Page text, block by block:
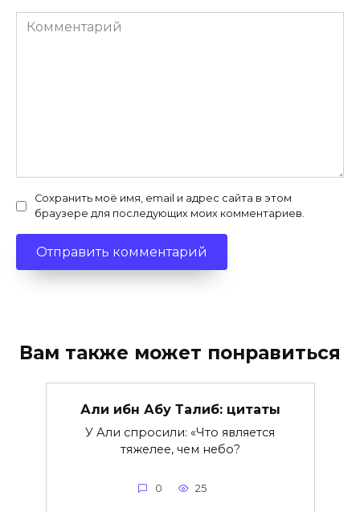
Комментарий
Сохранить моё имя, email и адрес сайта в этом
браузере для последующих моих комментариев.
Вам также может понравиться
Али ибн Абу Талиб: цитаты
У Али спросили: «Что является
тяжелее, чем небо?
0 25